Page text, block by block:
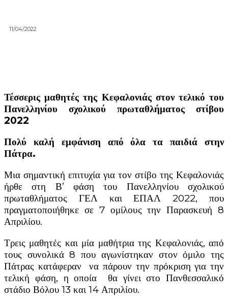
11/04/2022
Τέσσερις μαθητές της Κεφαλονιάς στον τελικό του
Πανελληνίου σχολικού πρωταθλήματος στίβου
2022
Πολύ καλή εμφάνιση από όλα τα παιδιά στην
Πάτρα.
Μια σημαντική επιτυχία για τον στίβο της Κεφαλονιάς
ήρθε στη Β’ φάση του Πανελληνίου σχολικού
πρωταθλήματος ΓΕΛ και ΕΠΑΛ 2022, που
πραγματοποιήθηκε σε 7 ομίλους την Παρασκευή 8
Απριλίου.
Τρεις μαθητές και μία μαθήτρια της Κεφαλονιάς, από
τους συνολικά 8 που αγωνίστηκαν στον όμιλο της
Πάτρας κατάφεραν να πάρουν την πρόκριση για την
τελική φάση, η οποία θα γίνει στο Πανθεσσαλικό
στάδιο Βόλου 13 και 14 Απριλίου.